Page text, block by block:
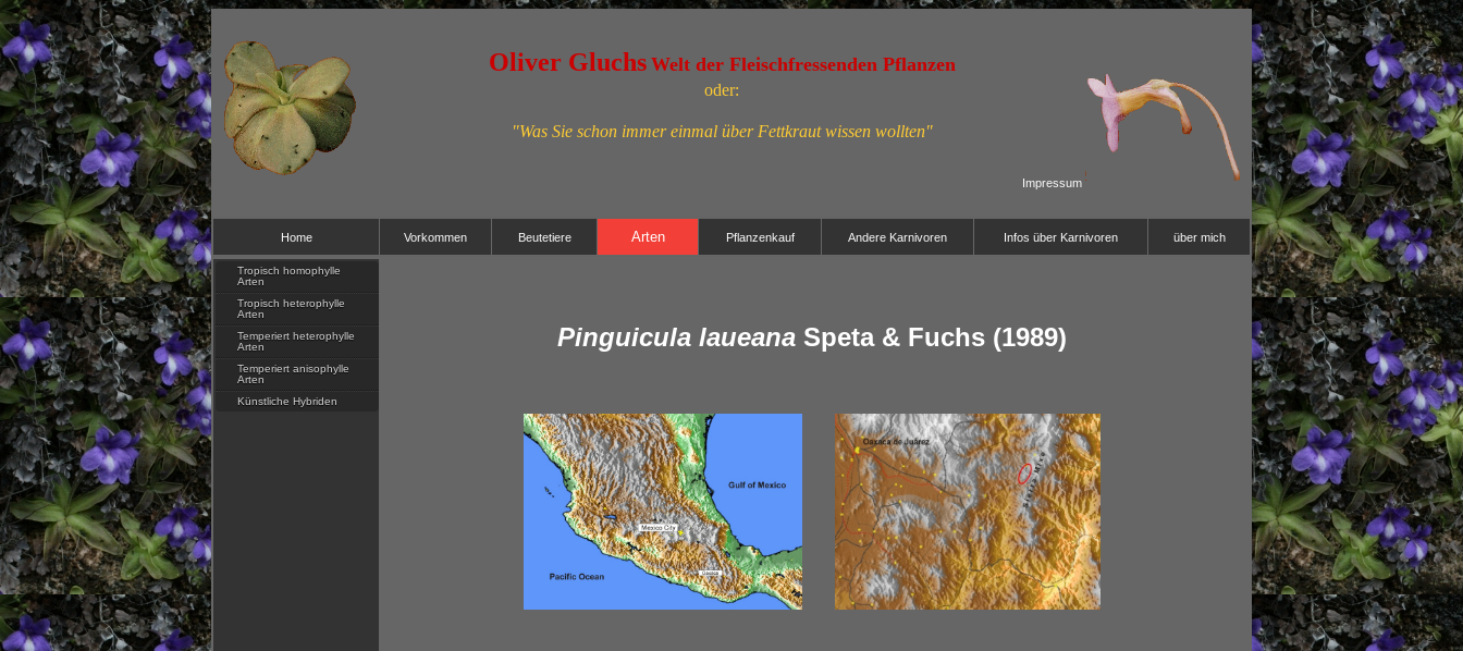
Oliver Gluchs Welt der Fleischfressenden Pflanzen
oder:
"Was Sie schon immer einmal über Fettkraut wissen wollten"
Impressum
Home Vorkommen Beutetiere Arten Pflanzenkauf Andere Karnivoren Infos über Karnivoren über mich
Tropisch homophylle
Arten
Tropisch heterophylle
Arten
Temperiert heterophylle
Arten
Temperiert anisophylle
Arten
Künstliche Hybriden
Pinguicula laueana Speta & Fuchs (1989)